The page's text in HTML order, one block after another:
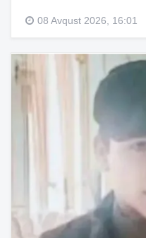
08 Avqust 2026, 16:01